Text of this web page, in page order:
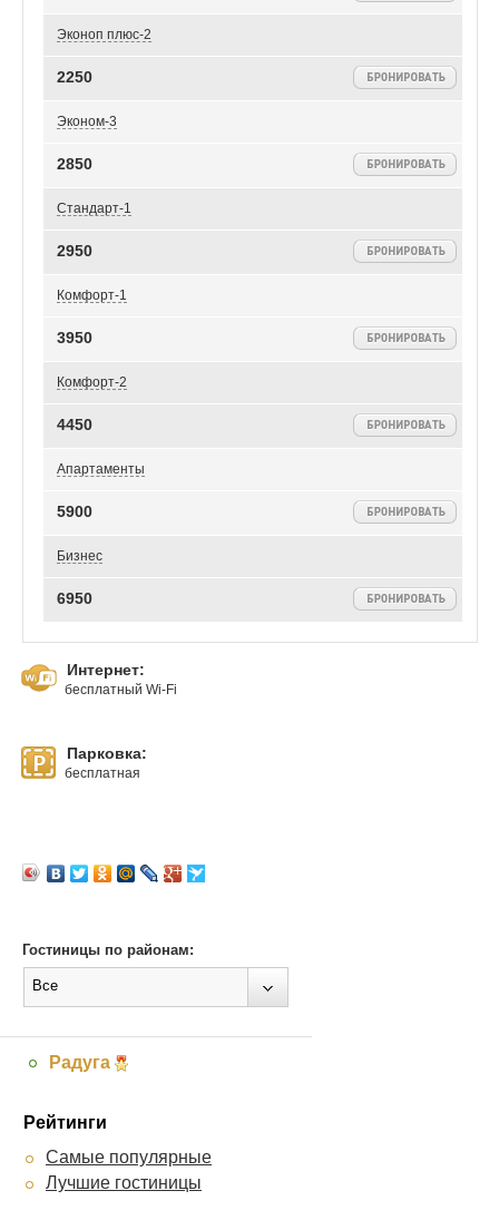
Эконоп плюс-2
2250
Эконом-3
2850
Стандарт-1
2950
Комфорт-1
3950
Комфорт-2
4450
Апартаменты
5900
Бизнес
6950
Интернет:
бесплатный Wi-Fi
Парковка:
бесплатная
Гостиницы по районам:
Все
Радуга
Рейтинги
Самые популярные
Лучшие гостиницы